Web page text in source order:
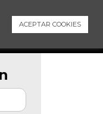
Contacto
ACEPTAR COOKIES